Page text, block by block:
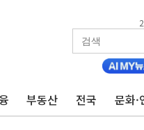
부동산 전국 문화·
거꾸로' 논란…이틀만에 철거
예술·체육요원 최대 33% 감축
사'로 콜롬비아 대통령 취임식
간당 30mm 강한 비...호우 피